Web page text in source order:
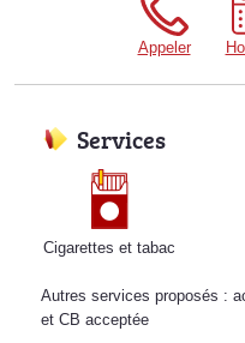
Appeler
Services
Cigarettes et tabac
Autres services proposés :
et CB acceptée